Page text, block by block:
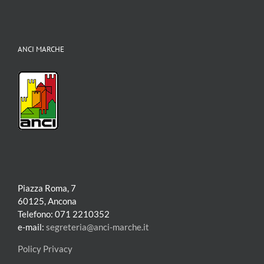
ANCI MARCHE
Piazza Roma, 7
60125, Ancona
Telefono: 071 2210352
e-mail: segreteria@anci-marche.it
Policy Privacy